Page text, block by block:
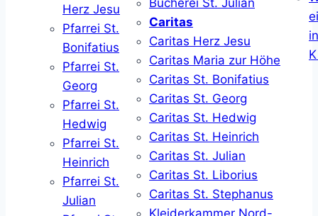
Herz Jesu
Pfarrei St.
Bonifatius
Pfarrei St.
Georg
Pfarrei St.
Hedwig
Pfarrei St.
Heinrich
Pfarrei St.
Julian
Bücherei St. Julian
Caritas
Caritas Herz Jesu
Caritas Maria zur Höhe
Caritas St. Bonifatius
Caritas St. Georg
Caritas St. Hedwig
Caritas St. Heinrich
Caritas St. Julian
Caritas St. Liborius
Caritas St. Stephanus
Kleiderkammer Nord-